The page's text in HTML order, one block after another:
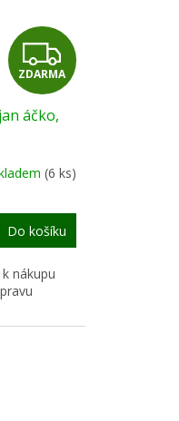
Z
D
R
M
A
ZDARMA
áčko,
(6 ks)
Do košíku
nákupu